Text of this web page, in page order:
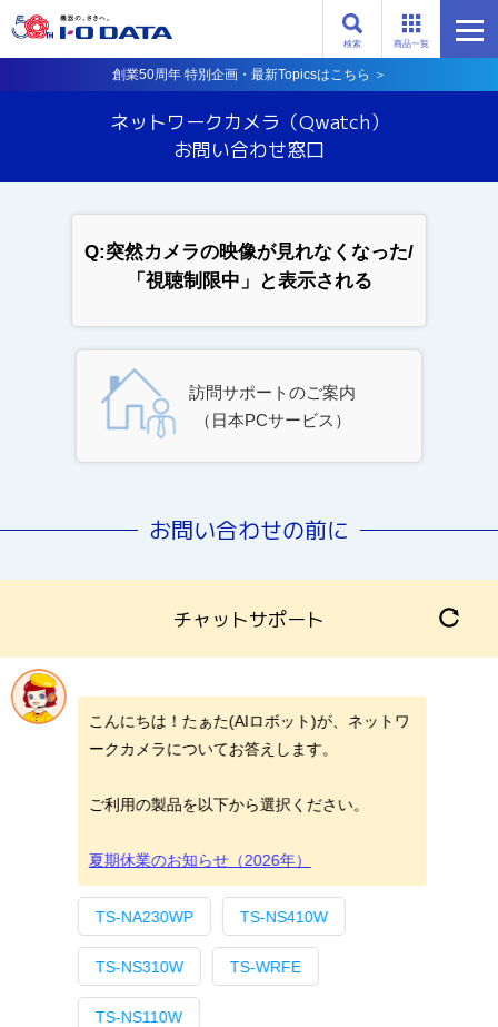
商品一覧
検索
創業50周年 特別企画・最新Topicsはこちら ＞
ネットワークカメラ （Qwatch）
お問い合わせ窓口
Q:突然カメラの映像が見れなくなった/
「視聴制限中」と表示される
訪問サポートのご案内
（日本PCサービス）
お問い合わせの前に
チャットサポート
こんにちは！たぁた(AIロボット)が、ネットワ
ークカメラについてお答えします。
ご利用の製品を以下から選択ください。
夏期休業のお知らせ（2026年）
TS-NA230WP TS-NS410W
TS-NS310W TS-WRFE
TS-NS110W